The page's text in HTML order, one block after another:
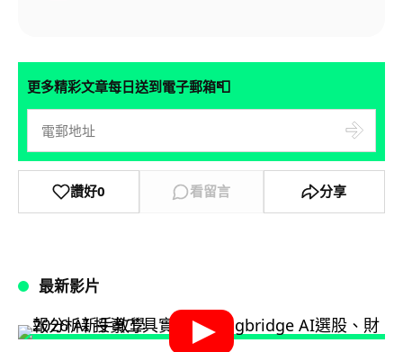
更多精彩文章每日送到電子郵箱📮
讚好0 看留言 分享
最新影片